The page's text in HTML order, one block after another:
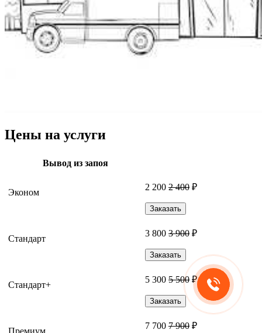
Цены на услуги
Вывод из запоя
Эконом
2 200 2 400 ₽
Заказать
Стандарт
3 800 3 900 ₽
Заказать
Стандарт+
5 300 5 500 ₽
Заказать
7 700 7 900 ₽